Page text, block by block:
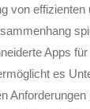
von
Apps
es